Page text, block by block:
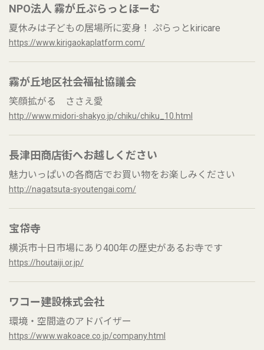
NPO法人 霧が丘ぷらっとほーむ
夏休みは子どもの居場所に変身！ ぷらっとkiricare
https://www.kirigaokaplatform.com/
霧が丘地区社会福祉協議会
笑顔拡がる ささえ愛
http://www.midori-shakyo.jp/chiku/chiku_10.html
長津田商店街へお越しください
魅力いっぱいの各商店でお買い物をお楽しみください
http://nagatsuta-syoutengai.com/
宝帒寺
横浜市十日市場にあり400年の歴史があるお寺です
https://houtaiji.or.jp/
ワコー建設株式会社
環境・空間造のアドバイザー
https://www.wakoace.co.jp/company.html